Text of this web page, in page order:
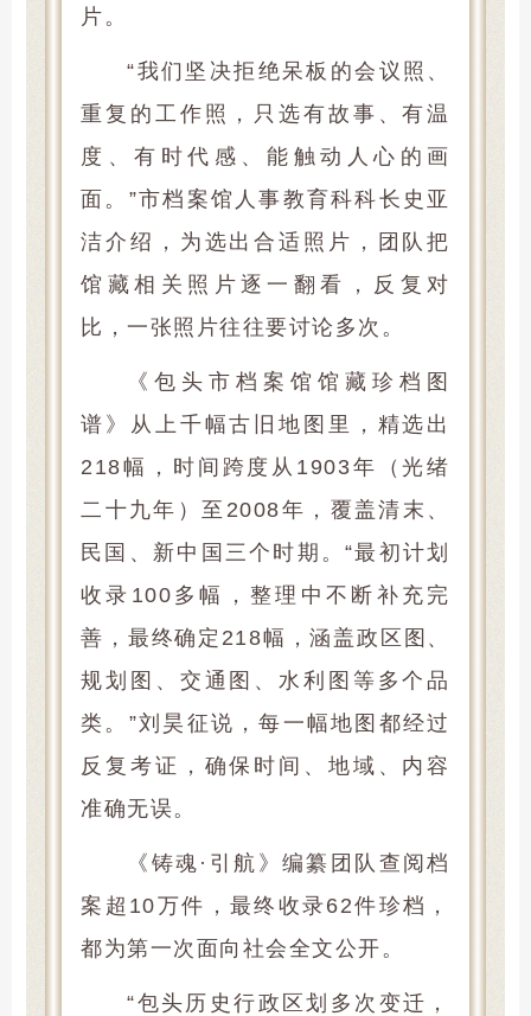
片。
“我们坚决拒绝呆板的会议照、
重复的工作照，只选有故事、有温
度、有时代感、能触动人心的画
面。”市档案馆人事教育科科长史亚
洁介绍，为选出合适照片，团队把
馆藏相关照片逐一翻看，反复对
比，一张照片往往要讨论多次。
《包头市档案馆馆藏珍档图
谱》从上千幅古旧地图里，精选出
218幅，时间跨度从1903年（光绪
二十九年）至2008年，覆盖清末、
民国、新中国三个时期。“最初计划
收录100多幅，整理中不断补充完
善，最终确定218幅，涵盖政区图、
规划图、交通图、水利图等多个品
类。”刘昊征说，每一幅地图都经过
反复考证，确保时间、地域、内容
准确无误。
《铸魂·引航》编纂团队查阅档
案超10万件，最终收录62件珍档，
都为第一次面向社会全文公开。
“包头历史行政区划多次变迁，